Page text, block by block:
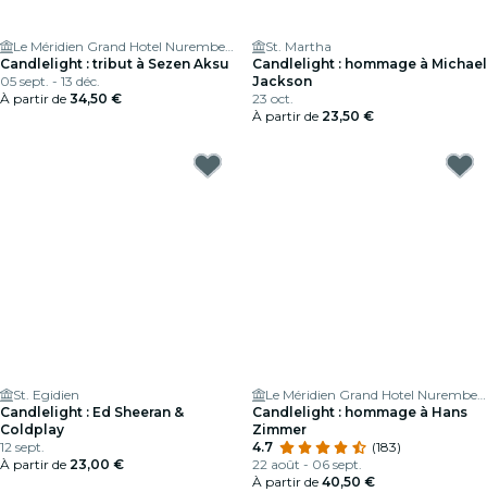
Le Méridien Grand Hotel Nuremberg
Candlelight : tribut à Sezen Aksu
05 sept. - 13 déc.
À partir de 34,50 €
St. Martha
Candlelight : hommage à Michael
Jackson
23 oct.
À partir de 23,50 €
St. Egidien
Candlelight : Ed Sheeran &
Coldplay
12 sept.
À partir de 23,00 €
Le Méridien Grand Hotel Nuremberg
Candlelight : hommage à Hans
Zimmer
4.7
(183)
22 août - 06 sept.
À partir de 40,50 €